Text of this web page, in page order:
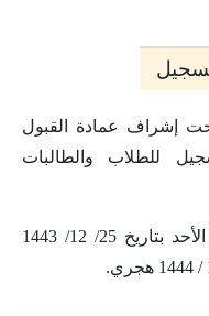
إشراف عمادة القبول
للطلاب والطالبات
يتم استقبال الطلبات من يوم الأحد بتاريخ 25/ 12/ 1443